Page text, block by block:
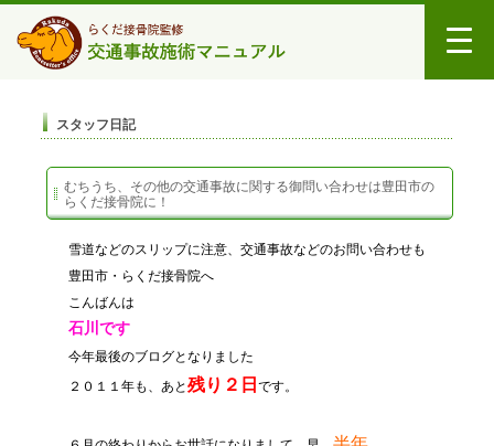
スタッフ日記
むちうち、その他の交通事故に関する御問い合わせは豊田市の
らくだ接骨院に！
雪道などのスリップに注意、交通事故などのお問い合わせも
豊田市・らくだ接骨院へ
こんばんは
石川です
今年最後のブログとなりました
２０１１年も、あと残り２日 です。